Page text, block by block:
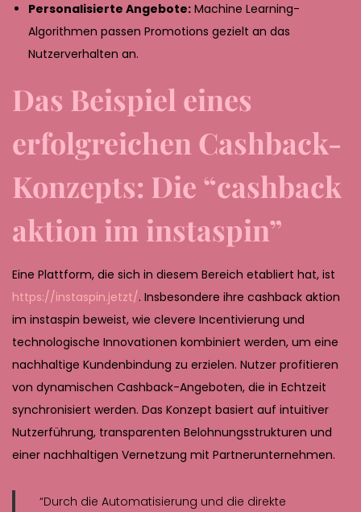
Personalisierte Angebote: Machine Learning-
Algorithmen passen Promotions gezielt an das
Nutzerverhalten an.
Das Beispiel eines
erfolgreichen Cashback-
Konzepts: Die “cashback
aktion im instaspin”
Eine Plattform, die sich in diesem Bereich etabliert hat, ist
https://instaspin.jetzt/. Insbesondere ihre cashback aktion
im instaspin beweist, wie clevere Incentivierung und
technologische Innovationen kombiniert werden, um eine
nachhaltige Kundenbindung zu erzielen. Nutzer profitieren
von dynamischen Cashback-Angeboten, die in Echtzeit
synchronisiert werden. Das Konzept basiert auf intuitiver
Nutzerführung, transparenten Belohnungsstrukturen und
einer nachhaltigen Vernetzung mit Partnerunternehmen.
“Durch die Automatisierung und die direkte